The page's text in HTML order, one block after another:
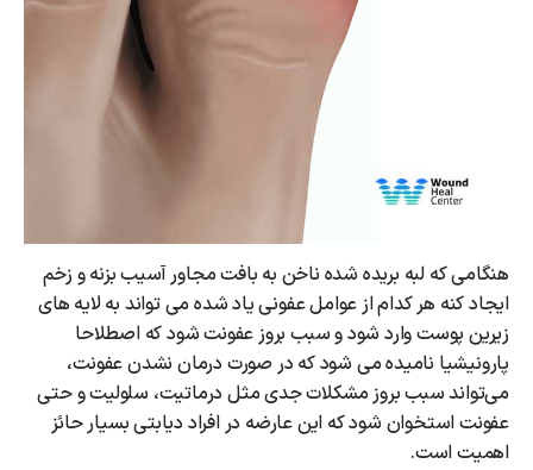
هنگامی که لبه بریده شده ناخن به بافت مجاور آسیب بزنه و زخم
ایجاد کنه هر کدام از عوامل عفونی یاد شده می تواند به لایه های
زیرین پوست وارد شود و سبب بروز عفونت شود که اصطلاحا
پارونیشیا نامیده می شود که در صورت درمان نشدن عفونت،
می‌تواند سبب بروز مشکلات جدی مثل درماتیت، سلولیت و حتی
عفونت استخوان شود که این عارضه در افراد دیابتی بسیار حائز
اهمیت است.